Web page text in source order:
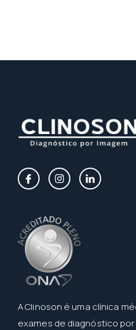
A Clinoson é uma clínica
exames de diagnóstico